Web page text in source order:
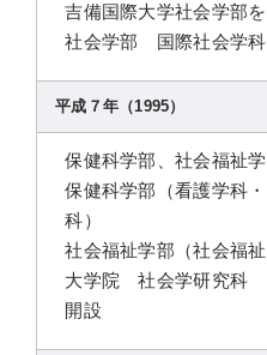
吉備国際大学社会学部
社会学部 国際社会学科
平成７年（1995）
保健科学部、社会福祉
保健科学部（看護学科
科）
社会福祉学部（社会福
大学院 社会学研究科
開設